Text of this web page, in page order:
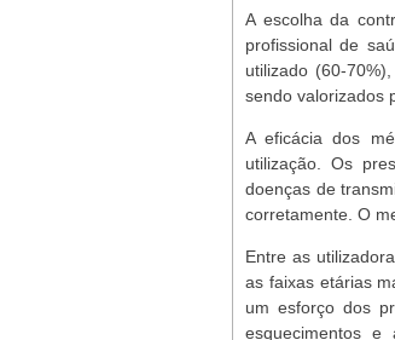
A escolha da
profissional de
utilizado (60-
sendo valorizados
A eficácia dos
utilização. Os
doenças de
corretamente. O
Entre as
as faixas etárias
um esforço dos
esquecimentos